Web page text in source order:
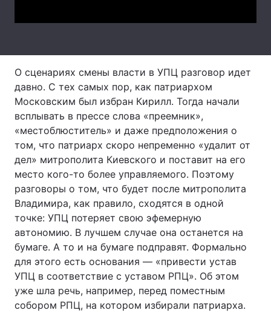
Лонгріди
Відео з Youtube Статті
Інтерв'ю Думки
Архів Вакансії
Послуги
Тема оформлення
О сценариях смены власти в УПЦ разговор идет
давно. С тех самых пор, как патриархом
Московским был избран Кирилл. Тогда начали
всплывать в прессе слова «преемник»,
«местоблюститель» и даже предположения о
том, что патриарх скоро непременно «удалит от
дел» митрополита Киевского и поставит на его
место кого-то более управляемого. Поэтому
разговоры о том, что будет после митрополита
Владимира, как правило, сходятся в одной
точке: УПЦ потеряет свою эфемерную
автономию. В лучшем случае она останется на
бумаге. А то и на бумаге подправят. Формально
для этого есть основания — «привести устав
УПЦ в соответствие с уставом РПЦ». Об этом
уже шла речь, например, перед поместным
собором РПЦ, на котором избирали патриарха.